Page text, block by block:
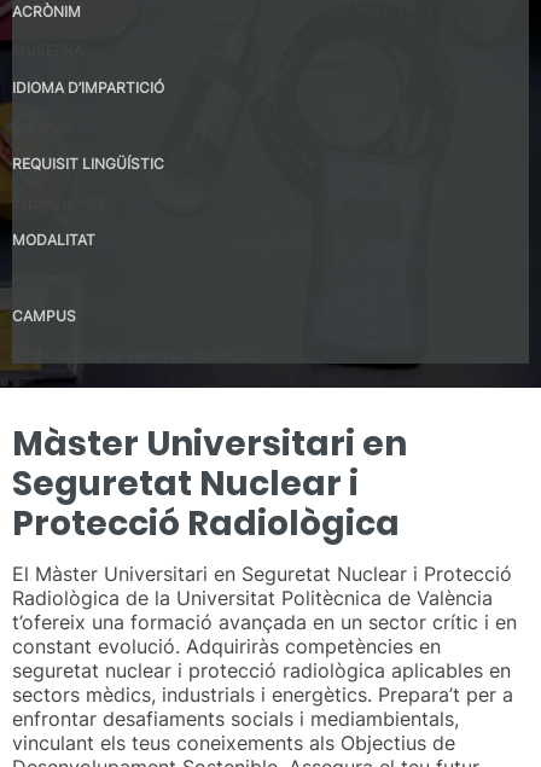
ACRÒNIM
IDIOMA D’IMPARTICIÓ
REQUISIT LINGÜÍSTIC
MODALITAT
CAMPUS
Màster Universitari en
Seguretat Nuclear i
Protecció Radiològica
El Màster Universitari en Seguretat Nuclear i Protecció
Radiològica de la Universitat Politècnica de València
t’ofereix una formació avançada en un sector crític i en
constant evolució. Adquiriràs competències en
seguretat nuclear i protecció radiològica aplicables en
sectors mèdics, industrials i energètics. Prepara’t per a
enfrontar desafiaments socials i mediambientals,
vinculant els teus coneixements als Objectius de